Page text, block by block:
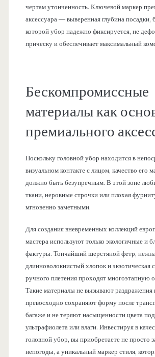
чертам утонченность. Ключевой маркер
аксессуара — выверенная глубина посадки,
которой убор надежно фиксируется, не
прическу и обеспечивает максимальный
Бескомпромиссные
материалы как
премиального
Поскольку головной убор находится в
визуальном контакте с лицом, качество его
должно быть безупречным. В этой зоне
ткани, неровные строчки или плохая
мгновенно заметными.
Для создания вневременных коллекций
мастера используют только экологичные и
фактуры. Тончайший шерстяной фетр,
длинноволокнистый хлопок и экзотическая
ручного плетения проходят многоэтапную
Такие материалы не вызывают раздражения
превосходно сохраняют форму после
багаже и не теряют насыщенности цвета
ультрафиолета или влаги. Инвестируя в
головной убор, вы приобретаете не просто
непогоды, а уникальный маркер стиля,